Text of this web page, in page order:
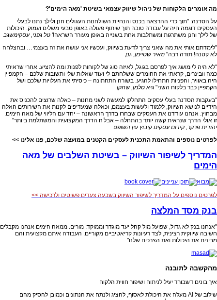
מה אומרים הלקוחות של ניהול שיווק עצמאי בשיטת 'מאה הימים'?
על הסדנה: "תוך כדי ההרצאה בכנס והנחיית השולחנות העגולים חנן ולילך נתנו לבעלי
העסקים דוגמה חיה על עבודה טובה תוך שיתוף פעולה באופן טבעי משלים ועמוק. היכולות
של לילך וחנן משתרגות ומשתלבות אחת בשנייה באופן מעורר השראה!' טל גפני, עסקימשגב
"לימדתם אותי את מה שאני צריך לדעת בשיווק, ועכשיו אני עושה את זה בעצמי… ובהצלחה
לא קטנה! תודה רבה" מאיר שטיימן, גנן
"לא היה לי מושג איך לפרסם בגוגל, לאיזה סוג של לקוחות לפנות ומה להציע. אחרי שראיתי
כמה וובינרים, קראתי את החומרים ששלחתם לי ועוד שאלות שלי ותשובות שלכם – הקמפיין
היה באוויר, והפניות התחילו להגיע. בשורה התחתונה – כיסיתי את העלויות שלכם ושל
הקמפיין כבר בלקוח השני" גיא סלמן, שחקן
"בעקבות הסדנה בעלי עסקים התחלקו למעשה לשני מחנות – כאלה שרוצים להכניס את
הידיים לנושא השיווק, ללמוד ולעשות בעצמם, וכאלה שמעדיפים לקנות את השירותים האלה
מבחוץ. אנחנו עודדנו את העסקים שבחרו בדרך הראשונה – יחד עם הליווי של מאה הימים.
זו אולי הדרך שנראית קשה יותר בהתחלה – אבל זו הדרך המקצועית והמשתלמת ביותר"
יהודית פרקר, קידום עסקים קיבוץ עין השופט
לפרטים נוספים והתאמת התכנית לעסקים הקטנים במועצה שלכם, פנו אלינו >>
המדריך לשיפור השיווק – בשיטת השלבים של מאה
הימים
לפרטים נוספים על המדריך לשיפור השיווק בשבעה צעדים פשוטים ולרכישה >>
בנק מסד המלצה
"אנחנו בנק לא גדול, שפועל מול קהל יעד מוגדר וממוקד: מורים. ממאה הימים אנחנו מקבלים
חשיבה שיווקית רצינית, לצד רעיונות קריאטיביים מקוריים. העבודה איתם מקצועית והם
מבינים את היכולות ואת הצרכים שלנו"
מהקשבה לתובנה
איך בונים דשבורד יעיל לניתוח ושיפור חווית הלקוח
שילוב של AI מעלה את היכולת לאסוף, להציג ולנתח את הנתונים וכמובן להסיק מהם